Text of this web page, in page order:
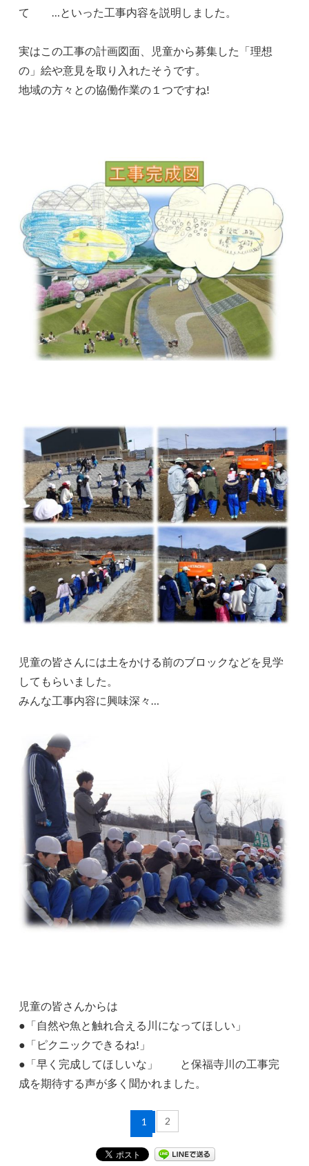
て …といった工事内容を説明しました。
実はこの工事の計画図面、児童から募集した「理想
の」絵や意見を取り入れたそうです。
地域の方々との協働作業の１つですね!
児童の皆さんには土をかける前のブロックなどを見学
してもらいました。
みんな工事内容に興味深々…
児童の皆さんからは
●「自然や魚と触れ合える川になってほしい」
●「ピクニックできるね!」
●「早く完成してほしいな」 と保福寺川の工事完
成を期待する声が多く聞かれました。
1 2